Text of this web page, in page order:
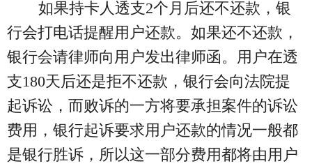
如果持卡人透支2个月后还不还款，银
行会打电话提醒用户还款。如果还不还款，
银行会请律师向用户发出律师函。用户在透
支180天后还是拒不还款，银行会向法院提
起诉讼，而败诉的一方将要承担案件的诉讼
费用，银行起诉要求用户还款的情况一般都
是银行胜诉，所以这一部分费用都将由用户